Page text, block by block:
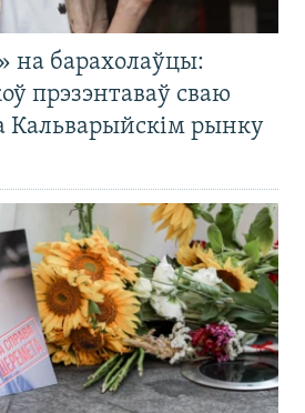
на барахолаўцы:
прэзэнтаваў сваю
Кальварыйскім рынку